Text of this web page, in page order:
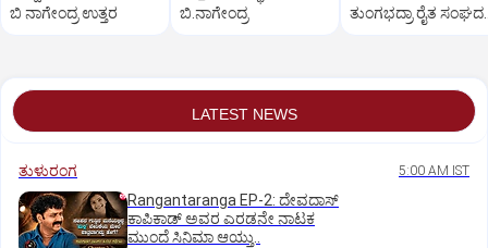
ಬಿ ನಾಗೇಂದ್ರ ಉತ್ತರ
ಬಿ.ನಾಗೇಂದ್ರ
ತುಂಗಭದ್ರಾ ರೈತ ಸಂಘದ
LATEST NEWS
ತುಳುರಂಗ 5:00 AM IST
Rangantaranga EP-2: ದೇವದಾಸ್
ಕಾಪಿಕಾಡ್‌ ಅವರ ಎರಡನೇ ನಾಟಕ
ಮುಂದೆ ಸಿನಿಮಾ ಆಯ್ತು..